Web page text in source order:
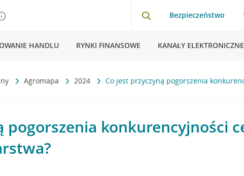
Bezpieczeństwo
HANDLU RYNKI FINANSOWE KANAŁY ELEKTRONICZNE
Agromapa 2024 Co jest przyczyną pogorszenia
pogorszenia konkurencyjności